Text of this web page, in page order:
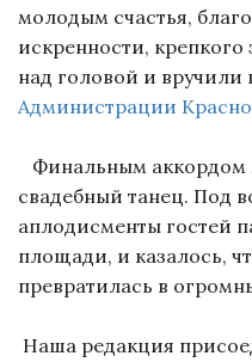
молодым счастья,
искренности,
над головой и вручили
Администрации
Финальным аккордом
свадебный танец. Под
аплодисменты гостей
площади, и казалось,
превратилась в
Наша редакция